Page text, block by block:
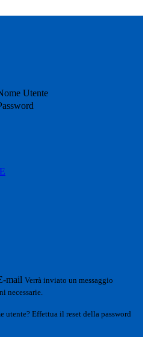
Utente
mail Verrà inviato un messaggio
necessarie.
utente? Effettua il reset della password